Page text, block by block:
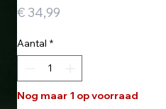
€ 34,99
Aantal *
Nog maar 1 op voorraad